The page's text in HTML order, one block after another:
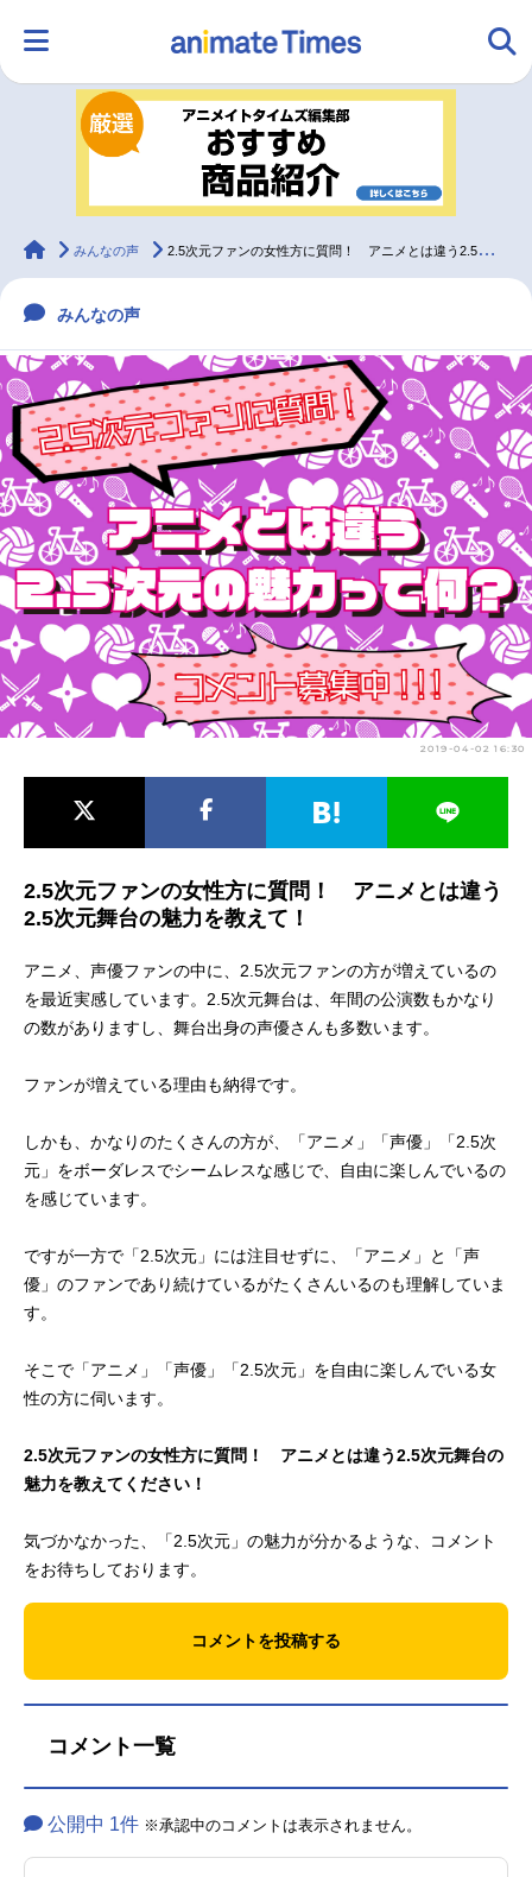
ランキング アニメ
ラジオ
2.5次元 配信・Vtuber トレンド 無料マンガ
最新記事一覧
アニメ記事一覧 声優記事一覧
アニメ映画一覧 実写化映画一覧
今期アニメ曜日別一覧
春アニメ 夏アニメ
秋アニメ 冬アニメ
男性声優/女性声優一覧
animateTimes
みんなの声 2.5次元ファンの女性方に質問！ アニメとは違う2.5次元舞台の魅力を教えて！
みんなの声
2019-04-02 16:30
2.5次元ファンの女性方に質問！ アニメとは違う
2.5次元舞台の魅力を教えて！
アニメ、声優ファンの中に、2.5次元ファンの方が増えているの
を最近実感しています。2.5次元舞台は、年間の公演数もかなり
の数がありますし、舞台出身の声優さんも多数います。
ファンが増えている理由も納得です。
しかも、かなりのたくさんの方が、「アニメ」「声優」「2.5次
元」をボーダレスでシームレスな感じで、自由に楽しんでいるの
を感じています。
ですが一方で「2.5次元」には注目せずに、「アニメ」と「声
優」のファンであり続けているがたくさんいるのも理解していま
す。
そこで「アニメ」「声優」「2.5次元」を自由に楽しんでいる女
性の方に伺います。
2.5次元ファンの女性方に質問！ アニメとは違う2.5次元舞台の
魅力を教えてください！
気づかなかった、「2.5次元」の魅力が分かるような、コメント
をお待ちしております。
コメントを投稿する
コメント一覧
公開中 1件 ※承認中のコメントは表示されません。